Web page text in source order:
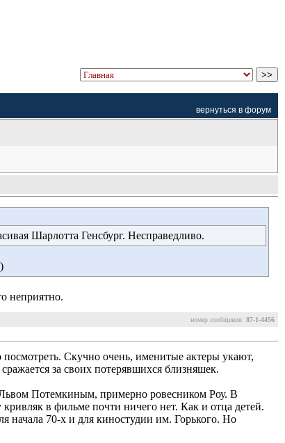
вернуться в форум
Шарлотта Генсбург. Несправедливо.
неприятно.
номер сообщения: 87-1-4456
посмотреть. Скучно очень, именитые актеры укают,
за своих потерявшихся близняшек.
Потемкиным, примерно ровесником Роу. В
в фильме почти ничего нет. Как и отца детей.
начала 70-х и для киностудии им. Горького. Но